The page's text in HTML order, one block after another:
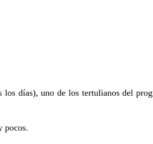
uno de los tertulianos del
pocos.